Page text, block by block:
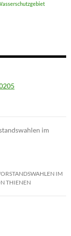
im
IM
THIENEN